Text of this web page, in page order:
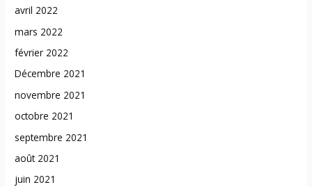
avril 2022
mars 2022
février 2022
Décembre 2021
novembre 2021
octobre 2021
septembre 2021
août 2021
juin 2021